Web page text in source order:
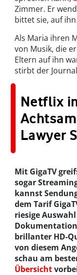
Zimmer. Er
bittet sie, auf
Als Maria ihren
von Musik, die
Eltern auf ihn
stirbt der
Netflix
Lawyer
Mit GigaTV
sogar
kannst
dem Tarif
riesige
brillanter HD-
von diesem
schau am
Übersicht